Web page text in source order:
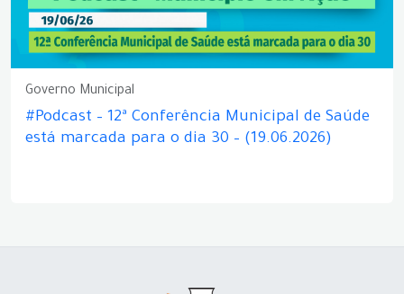
Governo Municipal
#Podcast – 12ª Conferência Municipal de Saúde
está marcada para o dia 30 – (19.06.2026)